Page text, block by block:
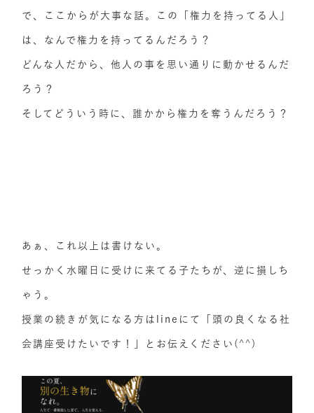
で、ここからが大事な話。この「権力を持ってる人」
は、なんで権力を持ってるんだろう？
どんな人だから、他人の事を思い通りに動かせるんだ
ろう？
そしてどういう時に、誰かから権力を奪うんだろう？
あぁ、これ以上は書けない。
せっかく水曜日に受けに来てる子たちが、逆に損しち
ゃう。
授業の続きが気になる方はlineにて「頭の良くなる社
会講座受けたいです！」とお伝えください(^^)